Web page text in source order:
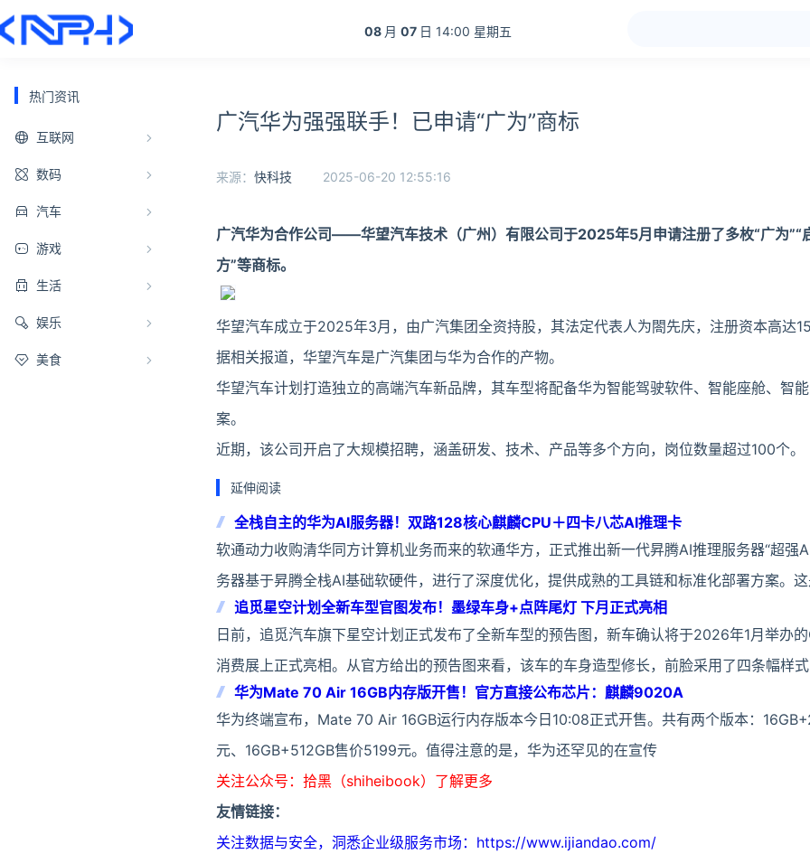
08 月 07 日 14:00 星期五
热门资讯
互联网
数码
汽车
游戏
生活
娱乐
美食
广汽华为强强联手！已申请“广为”商标
来源： 快科技 2025-06-20 12:55:16
广汽华为合作公司——华望汽车技术（广州）有限公司于2025年5月申请注册了多枚“广为”“
方”等商标。
华望汽车成立于2025年3月，由广汽集团全资持股，其法定代表人为閤先庆，注册资本高达
据相关报道，华望汽车是广汽集团与华为合作的产物。
华望汽车计划打造独立的高端汽车新品牌，其车型将配备华为智能驾驶软件、智能座舱、智
案。
近期，该公司开启了大规模招聘，涵盖研发、技术、产品等多个方向，岗位数量超过100个。
延伸阅读
全栈自主的华为AI服务器！双路128核心麒麟CPU＋四卡八芯AI推理卡
软通动力收购清华同方计算机业务而来的软通华方，正式推出新一代昇腾AI推理服务器“超强
务器基于昇腾全栈AI基础软硬件，进行了深度优化，提供成熟的工具链和标准化部署方案。
追觅星空计划全新车型官图发布！墨绿车身+点阵尾灯 下月正式亮相
日前，追觅汽车旗下星空计划正式发布了全新车型的预告图，新车确认将于2026年1月举办
消费展上正式亮相。从官方给出的预告图来看，该车的车身造型修长，前脸采用了四条幅样
华为Mate 70 Air 16GB内存版开售！官方直接公布芯片：麒麟9020A
华为终端宣布，Mate 70 Air 16GB运行内存版本今日10:08正式开售。共有两个版本：
元、16GB+512GB售价5199元。值得注意的是，华为还罕见的在宣传
关注公众号：拾黑（shiheibook）了解更多
友情链接：
关注数据与安全，洞悉企业级服务市场：https://www.ijiandao.com/